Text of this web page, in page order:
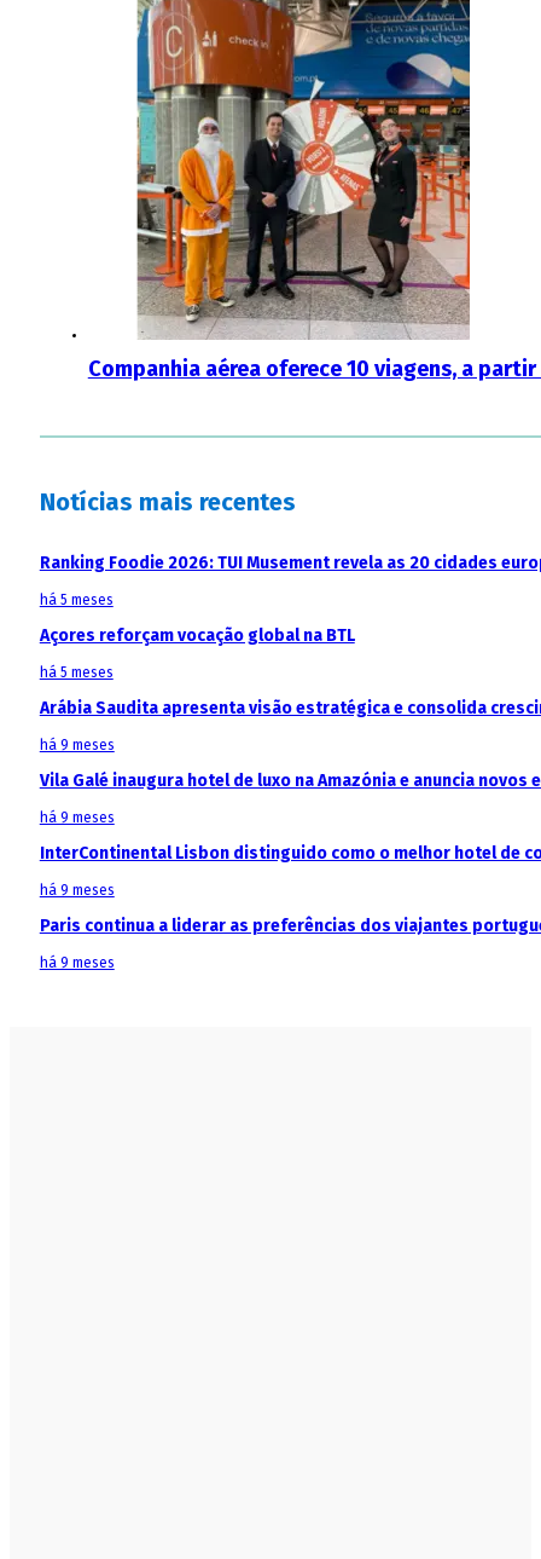
Companhia aérea oferece 10 viagens, a
Notícias mais recentes
Ranking Foodie 2026: TUI Musement revela as 20 cidades
há 5 meses
Açores reforçam vocação global na BTL
há 5 meses
Arábia Saudita apresenta visão estratégica e consolida
há 9 meses
Vila Galé inaugura hotel de luxo na Amazónia e anuncia
há 9 meses
InterContinental Lisbon distinguido como o melhor hotel de
há 9 meses
Paris continua a liderar as preferências dos viajantes
há 9 meses